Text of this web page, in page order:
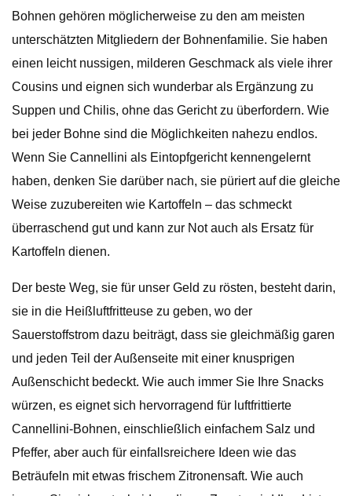
Bohnen gehören möglicherweise zu den am meisten
unterschätzten Mitgliedern der Bohnenfamilie. Sie haben
einen leicht nussigen, milderen Geschmack als viele ihrer
Cousins ​​und eignen sich wunderbar als Ergänzung zu
Suppen und Chilis, ohne das Gericht zu überfordern. Wie
bei jeder Bohne sind die Möglichkeiten nahezu endlos.
Wenn Sie Cannellini als Eintopfgericht kennengelernt
haben, denken Sie darüber nach, sie püriert auf die gleiche
Weise zuzubereiten wie Kartoffeln – das schmeckt
überraschend gut und kann zur Not auch als Ersatz für
Kartoffeln dienen.
Der beste Weg, sie für unser Geld zu rösten, besteht darin,
sie in die Heißluftfritteuse zu geben, wo der
Sauerstoffstrom dazu beiträgt, dass sie gleichmäßig garen
und jeden Teil der Außenseite mit einer knusprigen
Außenschicht bedeckt. Wie auch immer Sie Ihre Snacks
würzen, es eignet sich hervorragend für luftfrittierte
Cannellini-Bohnen, einschließlich einfachem Salz und
Pfeffer, aber auch für einfallsreichere Ideen wie das
Beträufeln mit etwas frischem Zitronensaft. Wie auch